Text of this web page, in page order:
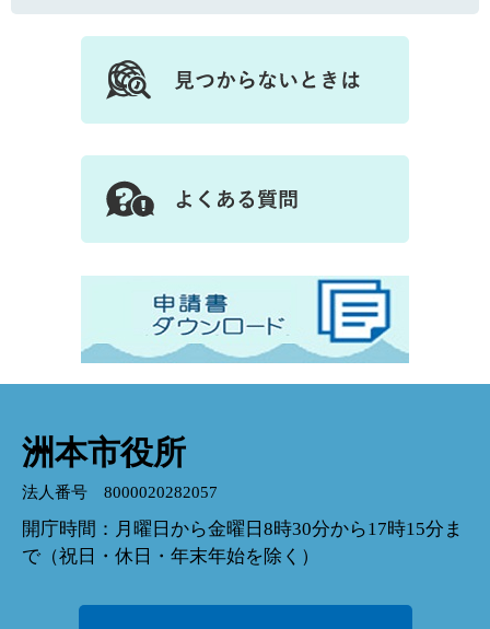
洲本市役所
法人番号 8000020282057
開庁時間：月曜日から金曜日8時30分から17時15分ま
で（祝日・休日・年末年始を除く）